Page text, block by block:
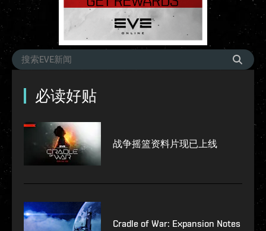
必读好贴
战争摇篮资料片现已上线
Cradle of War: Expansion Notes